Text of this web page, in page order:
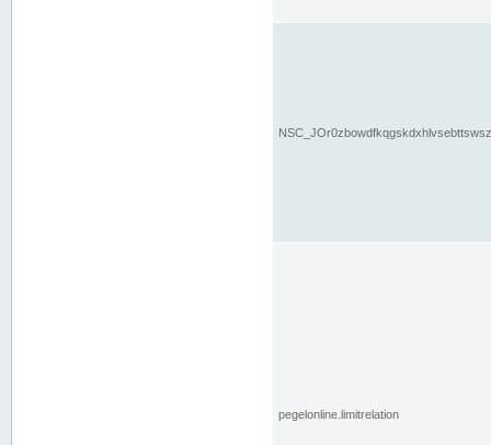
pegelonline.limitrelation